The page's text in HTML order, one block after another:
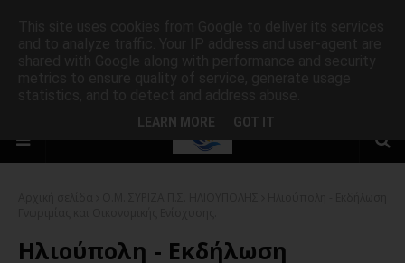
Ηλιούπολη - Εκδήλωση
LEARN MORE GOT IT